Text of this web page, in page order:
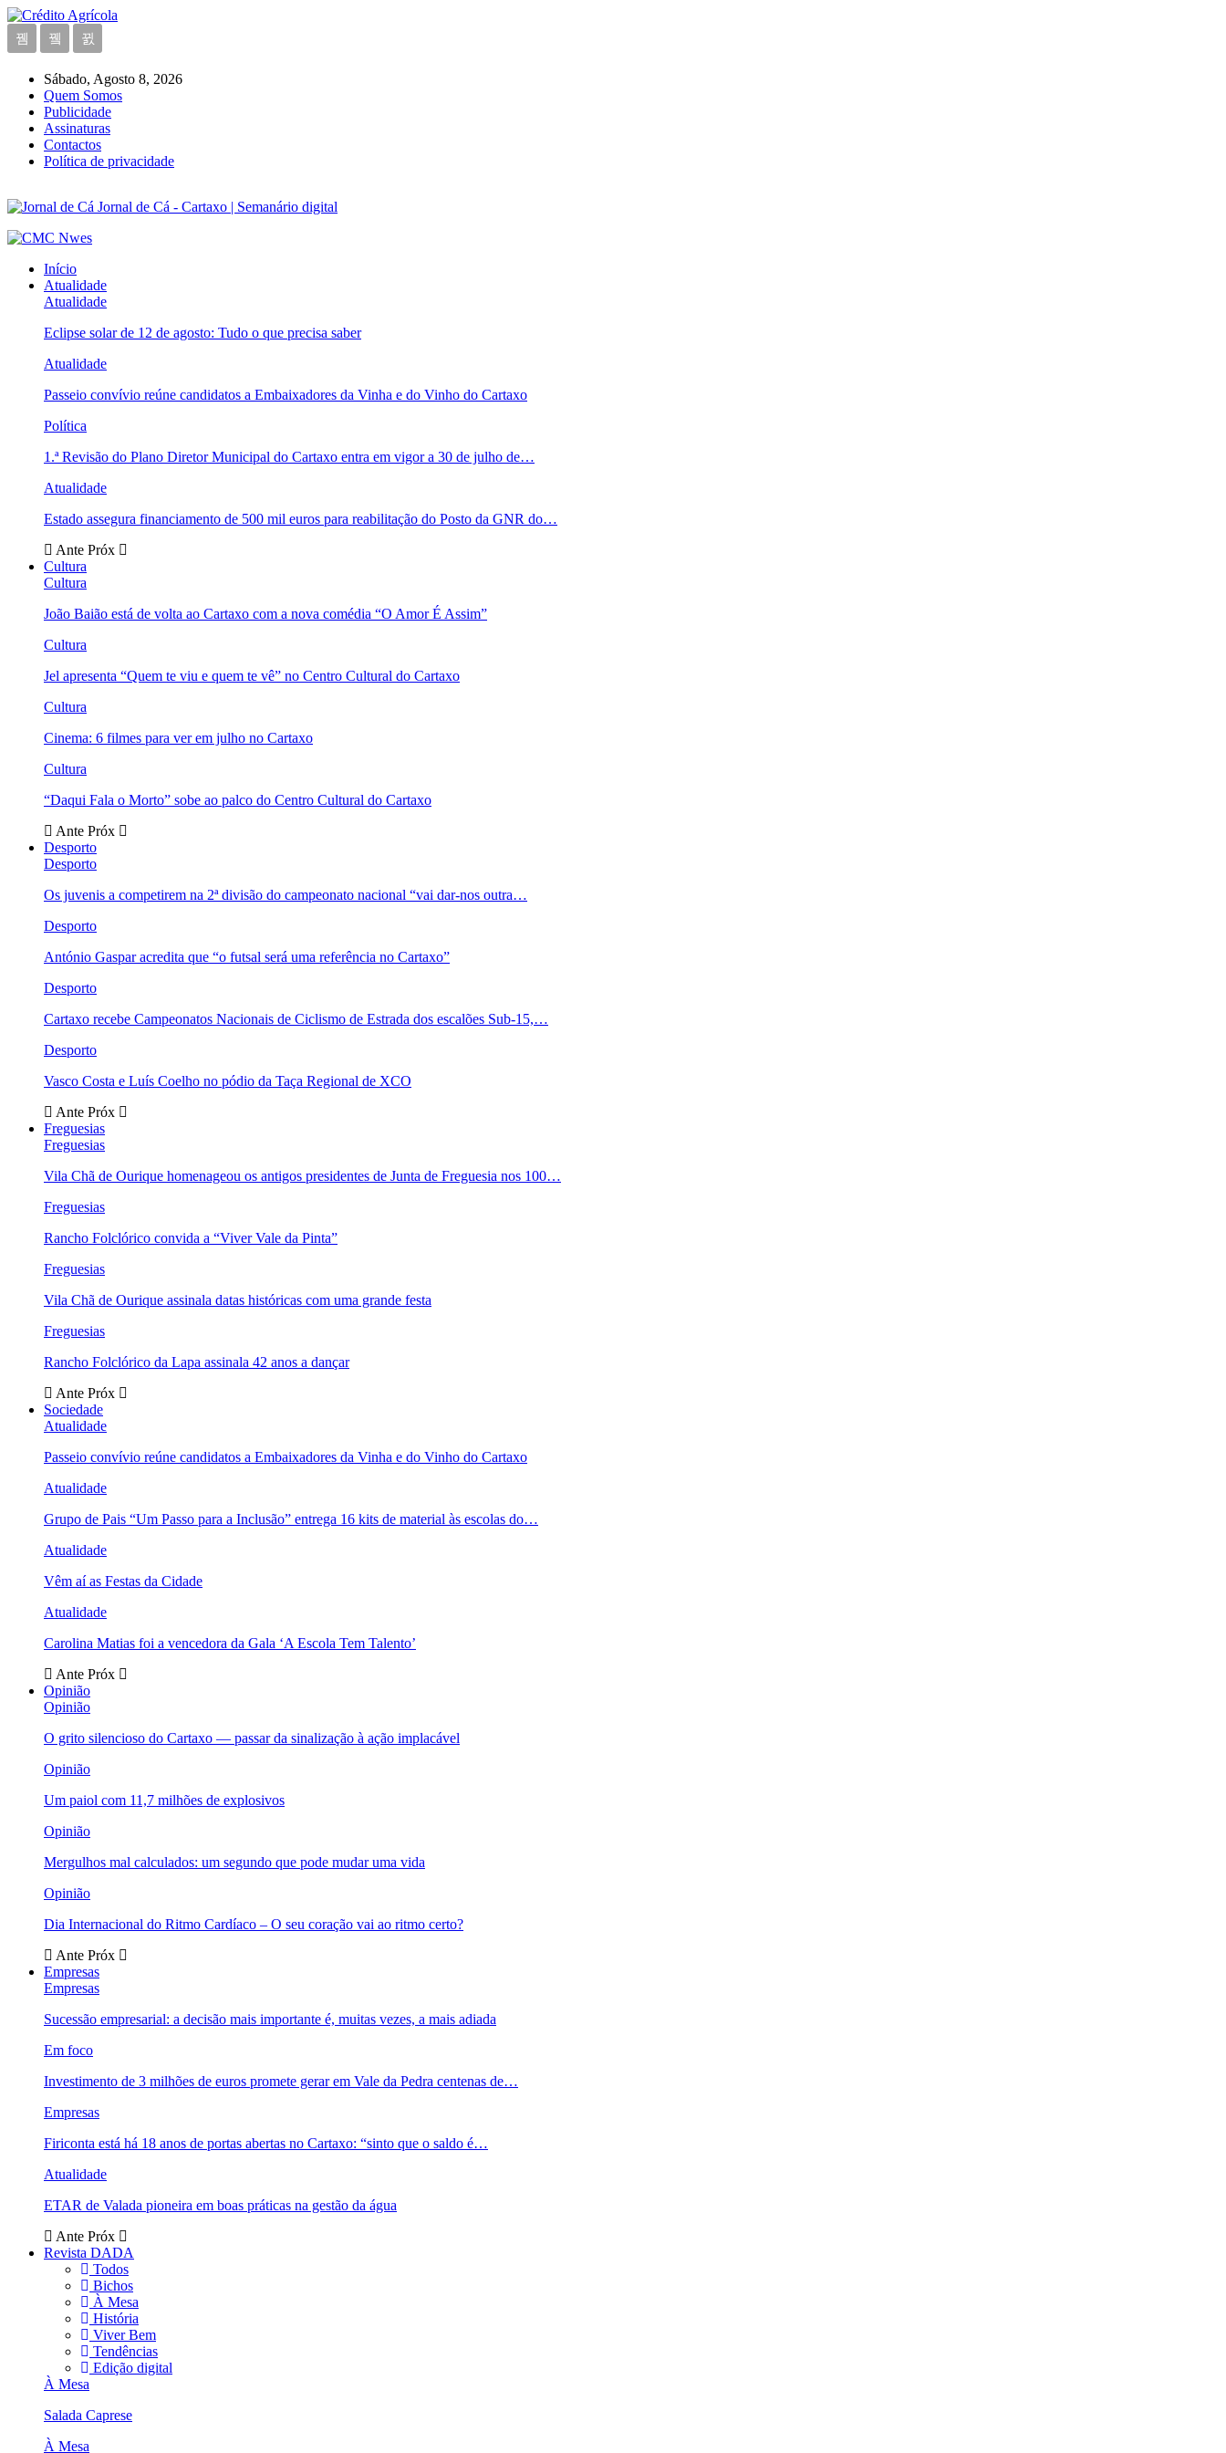
Sábado, Agosto 8, 2026
Quem Somos
Publicidade
Assinaturas
Contactos
Política de privacidade
Jornal de Cá - Cartaxo | Semanário digital
Início
Atualidade
Atualidade
Eclipse solar de 12 de agosto: Tudo o que precisa saber
Atualidade
Passeio convívio reúne candidatos a Embaixadores da Vinha e do Vinho do Cartaxo
Política
1.ª Revisão do Plano Diretor Municipal do Cartaxo entra em vigor a 30 de julho de…
Atualidade
Estado assegura financiamento de 500 mil euros para reabilitação do Posto da GNR do…
Ante Próx
Cultura
Cultura
João Baião está de volta ao Cartaxo com a nova comédia “O Amor É Assim”
Cultura
Jel apresenta “Quem te viu e quem te vê” no Centro Cultural do Cartaxo
Cultura
Cinema: 6 filmes para ver em julho no Cartaxo
Cultura
“Daqui Fala o Morto” sobe ao palco do Centro Cultural do Cartaxo
Ante Próx
Desporto
Desporto
Os juvenis a competirem na 2ª divisão do campeonato nacional “vai dar-nos outra…
Desporto
António Gaspar acredita que “o futsal será uma referência no Cartaxo”
Desporto
Cartaxo recebe Campeonatos Nacionais de Ciclismo de Estrada dos escalões Sub-15,…
Desporto
Vasco Costa e Luís Coelho no pódio da Taça Regional de XCO
Ante Próx
Freguesias
Freguesias
Vila Chã de Ourique homenageou os antigos presidentes de Junta de Freguesia nos 100…
Freguesias
Rancho Folclórico convida a “Viver Vale da Pinta”
Freguesias
Vila Chã de Ourique assinala datas históricas com uma grande festa
Freguesias
Rancho Folclórico da Lapa assinala 42 anos a dançar
Ante Próx
Sociedade
Atualidade
Passeio convívio reúne candidatos a Embaixadores da Vinha e do Vinho do Cartaxo
Atualidade
Grupo de Pais “Um Passo para a Inclusão” entrega 16 kits de material às escolas do…
Atualidade
Vêm aí as Festas da Cidade
Atualidade
Carolina Matias foi a vencedora da Gala ‘A Escola Tem Talento’
Ante Próx
Opinião
Opinião
O grito silencioso do Cartaxo — passar da sinalização à ação implacável
Opinião
Um paiol com 11,7 milhões de explosivos
Opinião
Mergulhos mal calculados: um segundo que pode mudar uma vida
Opinião
Dia Internacional do Ritmo Cardíaco – O seu coração vai ao ritmo certo?
Ante Próx
Empresas
Empresas
Sucessão empresarial: a decisão mais importante é, muitas vezes, a mais adiada
Em foco
Investimento de 3 milhões de euros promete gerar em Vale da Pedra centenas de…
Empresas
Firiconta está há 18 anos de portas abertas no Cartaxo: “sinto que o saldo é…
Atualidade
ETAR de Valada pioneira em boas práticas na gestão da água
Ante Próx
Revista DADA
Todos
Bichos
À Mesa
História
Viver Bem
Tendências
Edição digital
À Mesa
Salada Caprese
À Mesa